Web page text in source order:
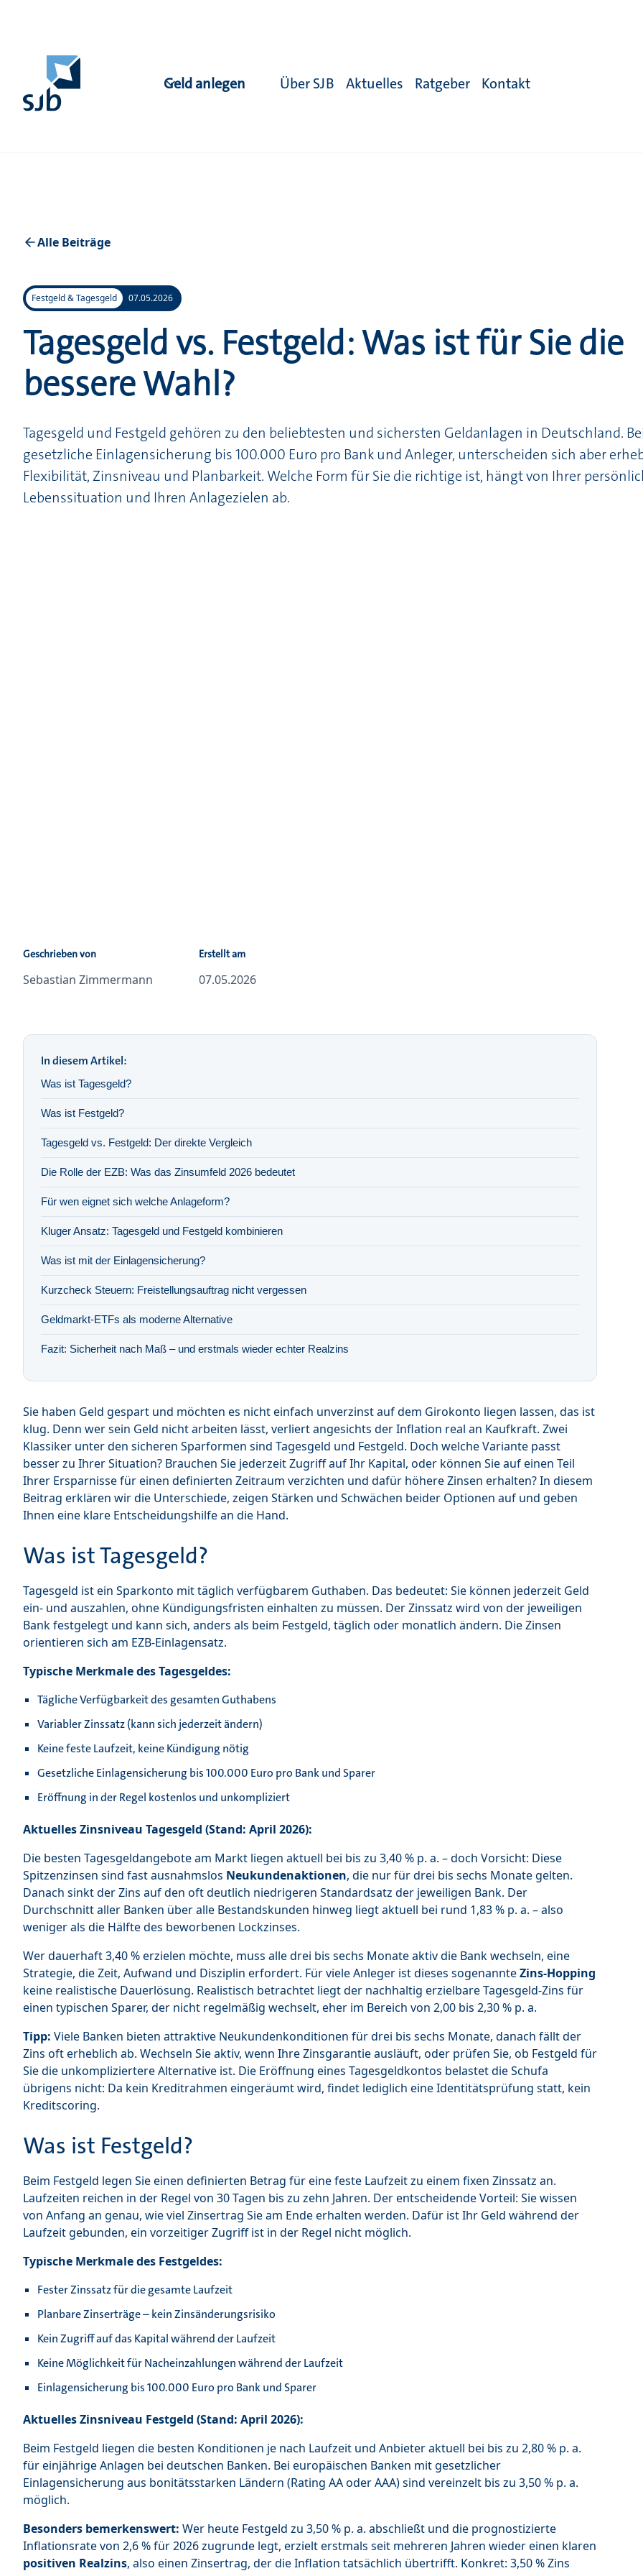
Geld anlegen Über SJB Aktuelles Ratgeber Kontakt
Alle Beiträge
Festgeld & Tagesgeld 07.05.2026
Tagesgeld vs. Festgeld: Was ist für Sie die
bessere Wahl?
Tagesgeld und Festgeld gehören zu den beliebtesten und sichersten Geldanlagen in Deutschland.
gesetzliche Einlagensicherung bis 100.000 Euro pro Bank und Anleger, unterscheiden sich aber
Flexibilität, Zinsniveau und Planbarkeit. Welche Form für Sie die richtige ist, hängt von Ihrer
Lebenssituation und Ihren Anlagezielen ab.
Geschrieben von
Sebastian Zimmermann
Erstellt am
07.05.2026
In diesem Artikel:
Was ist Tagesgeld?
Was ist Festgeld?
Tagesgeld vs. Festgeld: Der direkte Vergleich
Die Rolle der EZB: Was das Zinsumfeld 2026 bedeutet
Für wen eignet sich welche Anlageform?
Kluger Ansatz: Tagesgeld und Festgeld kombinieren
Was ist mit der Einlagensicherung?
Kurzcheck Steuern: Freistellungsauftrag nicht vergessen
Geldmarkt-ETFs als moderne Alternative
Fazit: Sicherheit nach Maß – und erstmals wieder echter Realzins
Sie haben Geld gespart und möchten es nicht einfach unverzinst auf dem Girokonto liegen lassen, das ist
klug. Denn wer sein Geld nicht arbeiten lässt, verliert angesichts der Inflation real an Kaufkraft. Zwei
Klassiker unter den sicheren Sparformen sind Tagesgeld und Festgeld. Doch welche Variante passt
besser zu Ihrer Situation? Brauchen Sie jederzeit Zugriff auf Ihr Kapital, oder können Sie auf einen Teil
Ihrer Ersparnisse für einen definierten Zeitraum verzichten und dafür höhere Zinsen erhalten? In diesem
Beitrag erklären wir die Unterschiede, zeigen Stärken und Schwächen beider Optionen auf und geben
Ihnen eine klare Entscheidungshilfe an die Hand.
Was ist Tagesgeld?
Tagesgeld ist ein Sparkonto mit täglich verfügbarem Guthaben. Das bedeutet: Sie können jederzeit Geld
ein- und auszahlen, ohne Kündigungsfristen einhalten zu müssen. Der Zinssatz wird von der jeweiligen
Bank festgelegt und kann sich, anders als beim Festgeld, täglich oder monatlich ändern. Die Zinsen
orientieren sich am EZB-Einlagensatz.
Typische Merkmale des Tagesgeldes:
Tägliche Verfügbarkeit des gesamten Guthabens
Variabler Zinssatz (kann sich jederzeit ändern)
Keine feste Laufzeit, keine Kündigung nötig
Gesetzliche Einlagensicherung bis 100.000 Euro pro Bank und Sparer
Eröffnung in der Regel kostenlos und unkompliziert
Aktuelles Zinsniveau Tagesgeld (Stand: April 2026):
Die besten Tagesgeldangebote am Markt liegen aktuell bei bis zu 3,40 % p. a. – doch Vorsicht: Diese
Spitzenzinsen sind fast ausnahmslos Neukundenaktionen, die nur für drei bis sechs Monate gelten.
Danach sinkt der Zins auf den oft deutlich niedrigeren Standardsatz der jeweiligen Bank. Der
Durchschnitt aller Banken über alle Bestandskunden hinweg liegt aktuell bei rund 1,83 % p. a. – also
weniger als die Hälfte des beworbenen Lockzinses.
Wer dauerhaft 3,40 % erzielen möchte, muss alle drei bis sechs Monate aktiv die Bank wechseln, eine
Strategie, die Zeit, Aufwand und Disziplin erfordert. Für viele Anleger ist dieses sogenannteZins-Hopping
keine realistische Dauerlösung. Realistisch betrachtet liegt der nachhaltig erzielbare Tagesgeld-Zins für
einen typischen Sparer, der nicht regelmäßig wechselt, eher im Bereich von 2,00 bis 2,30 % p. a.
Tipp: Viele Banken bieten attraktive Neukundenkonditionen für drei bis sechs Monate, danach fällt der
Zins oft erheblich ab. Wechseln Sie aktiv, wenn Ihre Zinsgarantie ausläuft, oder prüfen Sie, ob Festgeld für
Sie die unkompliziertere Alternative ist. Die Eröffnung eines Tagesgeldkontos belastet die Schufa
übrigens nicht: Da kein Kreditrahmen eingeräumt wird, findet lediglich eine Identitätsprüfung statt, kein
Kreditscoring.
Was ist Festgeld?
Beim Festgeld legen Sie einen definierten Betrag für eine feste Laufzeit zu einem fixen Zinssatz an.
Laufzeiten reichen in der Regel von 30 Tagen bis zu zehn Jahren. Der entscheidende Vorteil: Sie wissen
von Anfang an genau, wie viel Zinsertrag Sie am Ende erhalten werden. Dafür ist Ihr Geld während der
Laufzeit gebunden, ein vorzeitiger Zugriff ist in der Regel nicht möglich.
Typische Merkmale des Festgeldes:
Fester Zinssatz für die gesamte Laufzeit
Planbare Zinserträge – kein Zinsänderungsrisiko
Kein Zugriff auf das Kapital während der Laufzeit
Keine Möglichkeit für Nacheinzahlungen während der Laufzeit
Einlagensicherung bis 100.000 Euro pro Bank und Sparer
Aktuelles Zinsniveau Festgeld (Stand: April 2026):
Beim Festgeld liegen die besten Konditionen je nach Laufzeit und Anbieter aktuell bei bis zu 2,80 % p. a.
für einjährige Anlagen bei deutschen Banken. Bei europäischen Banken mit gesetzlicher
Einlagensicherung aus bonitätsstarken Ländern (Rating AA oder AAA) sind vereinzelt bis zu 3,50 % p. a.
möglich.
Besonders bemerkenswert: Wer heute Festgeld zu 3,50 % p. a. abschließt und die prognostizierte
Inflationsrate von 2,6 % für 2026 zugrunde legt, erzielt erstmals seit mehreren Jahren wieder einen klaren
positiven Realzins, also einen Zinsertrag, der die Inflation tatsächlich übertrifft. Konkret: 3,50 % Zins